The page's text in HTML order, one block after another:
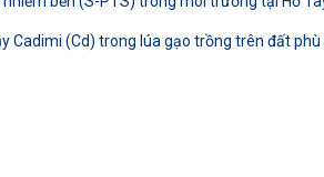
Cadimi (Cd) trong lúa gạo trồng trên đất